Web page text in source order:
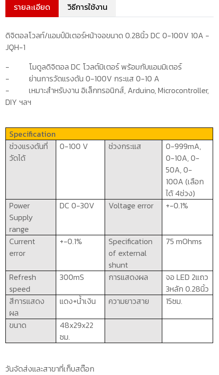
รายละเอียด วิธีการใช้งาน
ดิจิตอลโวลท์/แอมป์มิเตอร์หน้าจอขนาด 0.28นิ้ว DC 0-100V 10A -
JQH-1
-
โมดูลดิจิตอลDC โวลต์มิเตอร์ พร้อมกับแอมมิเตอร์
-
ย่านการวัดแรงดัน 0-100V กระแส 0-10 A
-
เหมาะสำหรับงาน อิเล็กทรอนิกส์, Arduino, Microcontroller,
DIYฯลฯ
Specification
ช่วงแรงดันที่
วัดได้
0-100 V ช่วงกระแส 0-999mA,
0-10A, 0-
50A, 0-
100A(เลือก
ได้ 4ช่วง)
Power
Supply
range
DC 0-30V Voltage error +-0.1%
Current
error
+-0.1%
Specification
of external
shunt
75 mOhms
Refresh
speed
300mS การแสดงผล จอLED 2แถว
3หลัก 0.28นิ้ว
สีการแสดง
ผล
แดง+น้ำเงิน ความยาวสาย 15ซม.
ขนาด
48x29x22
ซม.
วันจัดส่งและสาขาที่เก็บสต๊อก